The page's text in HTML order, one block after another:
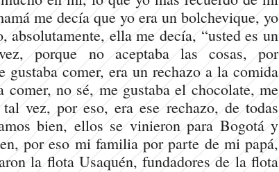
me decía que yo era un bolchevique, yo
absolutamente, ella me decía, “usted es un
porque no aceptaba las cosas, por
gustaba comer, era un rechazo a la comida
comer, no sé, me gustaba el chocolate, me
vez, por eso, era ese rechazo, de todas
bien, ellos se vinieron para Bogotá y
por eso mi familia por parte de mi papá,
la flota Usaquén, fundadores de la flota